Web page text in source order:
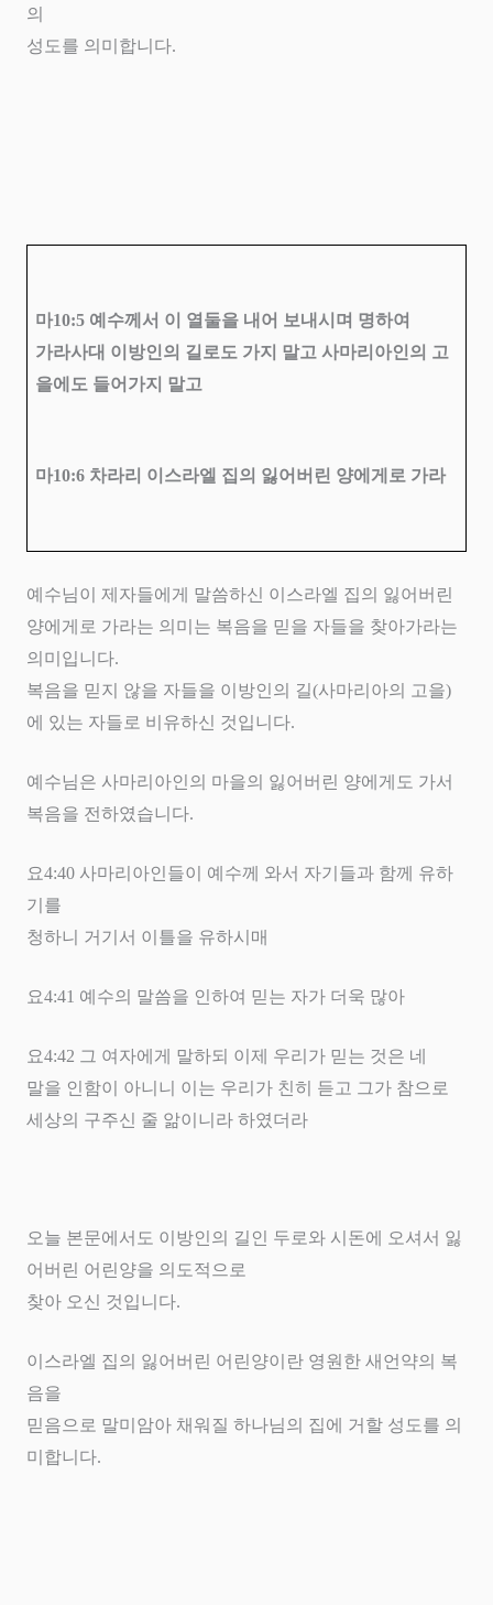
의
성도를 의미합니다.
마10:5 예수께서 이 열둘을 내어 보내시며 명하여
가라사대 이방인의 길로도 가지 말고 사마리아인의 고
을에도 들어가지 말고
마10:6 차라리 이스라엘 집의 잃어버린 양에게로 가라
예수님이 제자들에게 말씀하신 이스라엘 집의 잃어버린
양에게로 가라는 의미는 복음을 믿을 자들을 찾아가라는
의미입니다.
복음을 믿지 않을 자들을 이방인의 길(사마리아의 고을)
에 있는 자들로 비유하신 것입니다.
예수님은 사마리아인의 마을의 잃어버린 양에게도 가서
복음을 전하였습니다.
요4:40 사마리아인들이 예수께 와서 자기들과 함께 유하
기를
청하니 거기서 이틀을 유하시매
요4:41 예수의 말씀을 인하여 믿는 자가 더욱 많아
요4:42 그 여자에게 말하되 이제 우리가 믿는 것은 네
말을 인함이 아니니 이는 우리가 친히 듣고 그가 참으로
세상의 구주신 줄 앎이니라 하였더라
오늘 본문에서도 이방인의 길인 두로와 시돈에 오셔서 잃
어버린 어린양을 의도적으로
찾아 오신 것입니다.
이스라엘 집의 잃어버린 어린양이란 영원한 새언약의 복
음을
믿음으로 말미암아 채워질 하나님의 집에 거할 성도를 의
미합니다.